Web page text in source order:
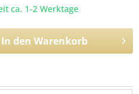
ca. 1-2 Werktage
In den Warenkorb